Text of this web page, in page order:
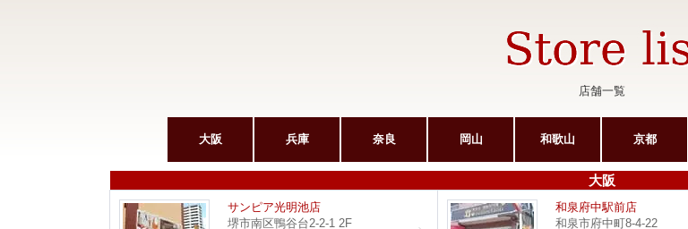
店舗一覧
大阪 兵庫 奈良 岡山 和歌山 京都
大阪
サンピア光明池店
堺市南区鴨谷台2-2-1 2F
サンピア光明池店
和泉府中駅前店
和泉市府中町8-4-22